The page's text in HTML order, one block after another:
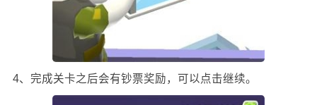
4、完成关卡之后会有钞票奖励，可以点击继续。